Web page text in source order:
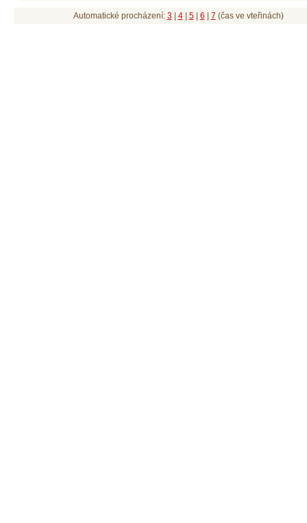
Automatické procházení: 3| 4| 5| 6 7 (čas ve vteřinách)